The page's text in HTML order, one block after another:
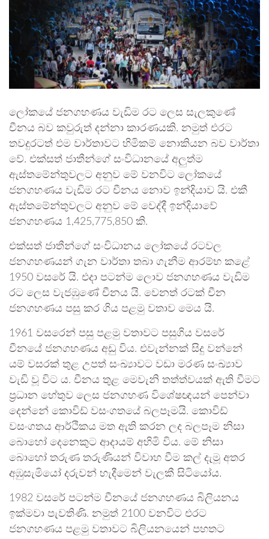
ලෝකයේ ජනගහණය වැඩිම රට ලෙස සැලකුණේ
චීනය බව කවුරුත් දන්නා කාරණයකි. නමුත් එරට
තවදුරටත් එම වාර්තාවට හිමිකම් නොකියන බව වාර්තා
වේ. එක්සත් ජාතීන්ගේ සංවිධානයේ අලුත්ම
ඇස්තමේන්තුවලට අනුව මේ වනවිට ලෝකයේ
ජනගහණය වැඩිම රට චීනය නොව ඉන්දියාව යි. එකී
ඇස්තමේන්තුවලට අනුව මේ වෙද්දී ඉන්දියාවේ
ජනගහණය 1,425,775,850 කි.
එක්සත් ජාතීන්ගේ සංවිධානය ලෝකයේ රටවල
ජනගහණයන් ගැන වාර්තා තබා ගැනීම ආරම්භ කළේ
1950 වසරේ යි. එදා පටන්ම ලොව ජනගහණය වැඩිම
රට ලෙස වැජඹුණේ චීනය යි. වෙනත් රටක් චීන
ජනගහණය පසු කර ගිය පළමු වතාව මෙය යි.
1961 වසරෙන් පසු පළමු වතාවට පසුගිය වසරේ
චීනයේ ජනගහණය අඩු විය. එවැන්නක් සිදු වන්නේ
යම් වසරක් තුළ උපත් සංඛ්‍යාවට වඩා මරණ සංඛ්‍යාව
වැඩි වූ විට ය. චීනය තුළ මෙවැනි තත්ත්වයක් ඇති වීමට
ප්‍රධාන හේතුව ලෙස ජනගහණ විශේෂඥයන් පෙන්වා
දෙන්නේ කොවිඩ් වසංගතයේ බලපෑමයි. කොවිඩ්
වසංගතය ආර්ථිකය මත ඇති කරන ලද බලපෑම නිසා
බොහෝ දෙනෙකුට ආදායම් අහිමි විය. මේ නිසා
බොහෝ තරුණ තරුණියන් විවාහ වීම කල් දැමූ අතර
අඹුසැමියෝ දරුවන් හැදීමෙන් වැලකී සිටියෝය.
1982 වසරේ පටන්ම චීනයේ ජනගහණය බිලියනය
ඉක්මවා පැවතිණි. නමුත් 2100 වනවිට එරට
ජනගහණය පළමු වතාවට බිලියනයෙන් පහතට